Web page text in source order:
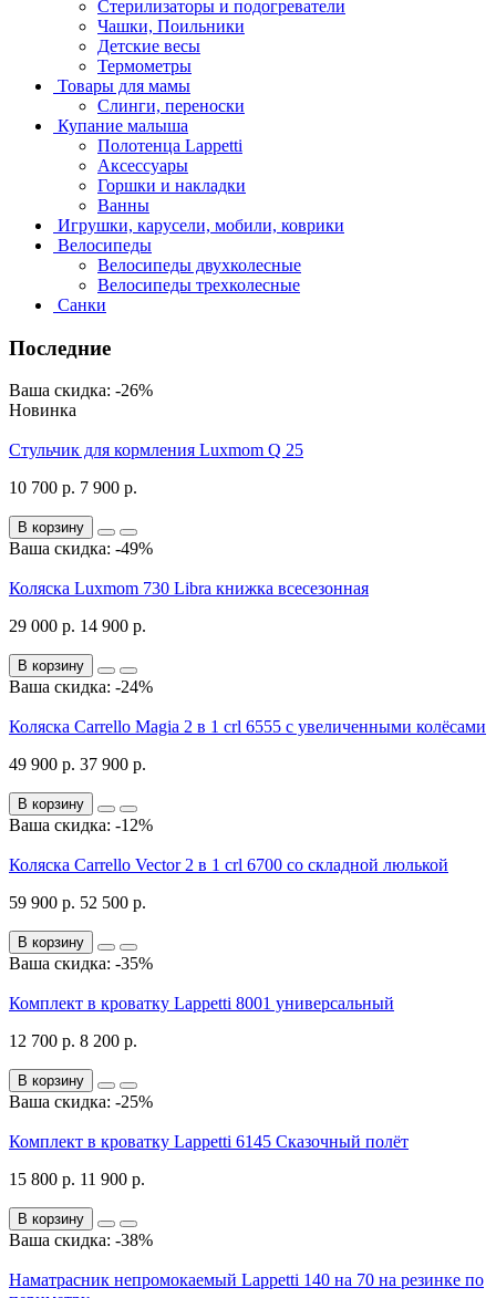
Стерилизаторы и подогреватели
Чашки, Поильники
Детские весы
Термометры
Товары для мамы
Слинги, переноски
Купание малыша
Полотенца Lappetti
Аксессуары
Горшки и накладки
Ванны
Игрушки, карусели, мобили, коврики
Велосипеды
Велосипеды двухколесные
Велосипеды трехколесные
Санки
Последние
Ваша скидка: -26%
Новинка
Стульчик для кормления Luxmom Q 25
10 700 р. 7 900 р.
В корзину
Ваша скидка: -49%
Коляска Luxmom 730 Libra книжка всесезонная
29 000 р. 14 900 р.
В корзину
Ваша скидка: -24%
Коляска Carrello Magia 2 в 1 crl 6555 с увеличенными колёсами
49 900 р. 37 900 р.
В корзину
Ваша скидка: -12%
Коляска Carrello Vector 2 в 1 crl 6700 со складной люлькой
59 900 р. 52 500 р.
В корзину
Ваша скидка: -35%
Комплект в кроватку Lappetti 8001 универсальный
12 700 р. 8 200 р.
В корзину
Ваша скидка: -25%
Комплект в кроватку Lappetti 6145 Сказочный полёт
15 800 р. 11 900 р.
В корзину
Ваша скидка: -38%
Наматрасник непромокаемый Lappetti 140 на 70 на резинке по